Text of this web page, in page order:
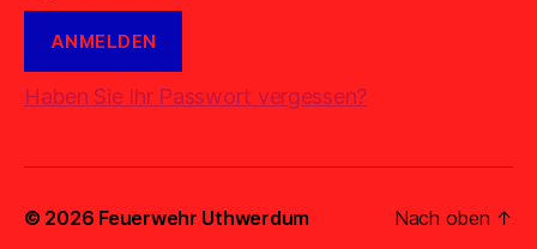
Haben Sie Ihr Passwort vergessen?
© 2026 Feuerwehr Uthwerdum Nach oben ↑